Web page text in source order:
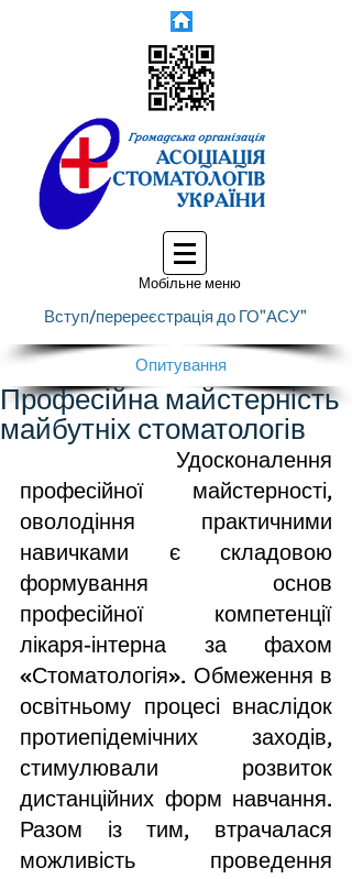
Мобільне меню
Вступ/перереєстрація до ГО"АСУ"
Опитування
Професійна майстерність
майбутніх стоматологів
професійної майстерності,
оволодіння практичними
навичками є складовою
формування основ
професійної компетенції
лікаря-інтерна за фахом
«Стоматологія». Обмеження в
освітньому процесі внаслідок
протиепідемічних заходів,
стимулювали розвиток
дистанційних форм навчання.
Разом із тим, втрачалася
можливість проведення